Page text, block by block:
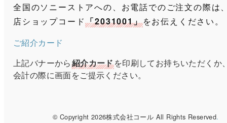
全国のソニーストアへの、お電話でのご注文の際は
店ショップコード「2031001」をお伝えください。
ご紹介カード
上記バナーから紹介カードを印刷してお持ちいただくか
会計の際に画面をご提示ください。
© Copyright 2026株式会社コール All Rights Reserved.